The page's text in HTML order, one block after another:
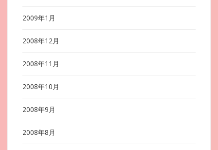
2009年1月
2008年12月
2008年11月
2008年10月
2008年9月
2008年8月